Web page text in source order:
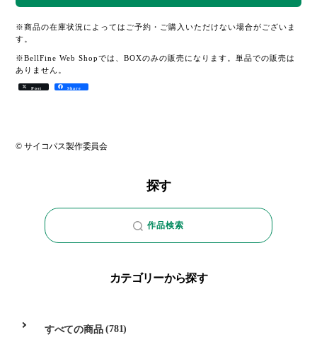
※商品の在庫状況によってはご予約・ご購入いただけない場合がございま
す。
※BellFine Web Shopでは、BOXのみの販売になります。単品での販売は
ありません。
Post Share
© サイコパス製作委員会
探す
作品検索
カテゴリーから探す
すべての商品(781)